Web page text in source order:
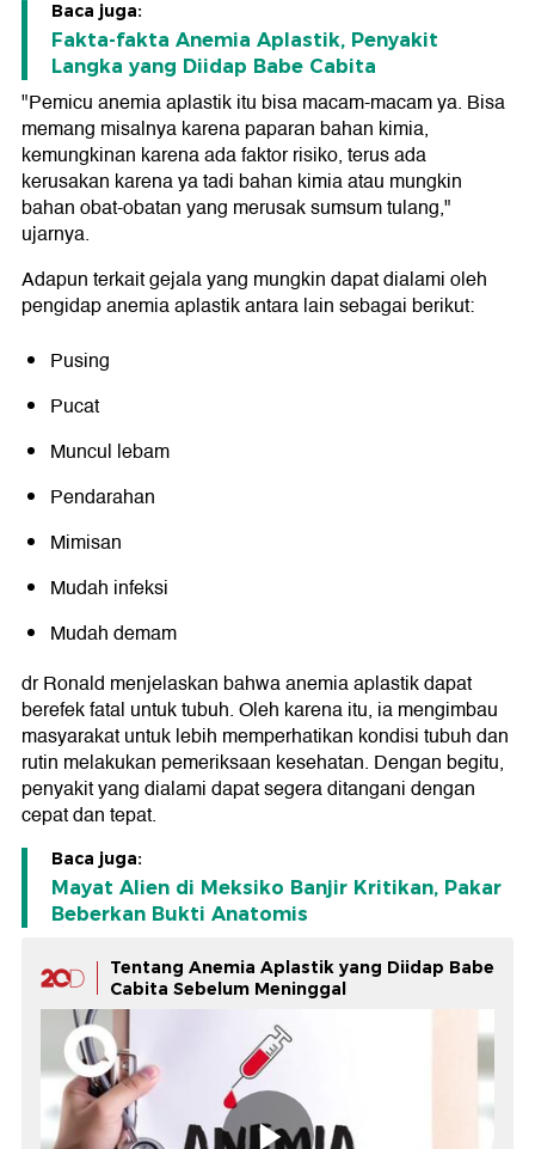
Baca juga:
Fakta-fakta Anemia Aplastik, Penyakit
Langka yang Diidap Babe Cabita
"Pemicu anemia aplastik itu bisa macam-macam ya. Bisa
memang misalnya karena paparan bahan kimia,
kemungkinan karena ada faktor risiko, terus ada
kerusakan karena ya tadi bahan kimia atau mungkin
bahan obat-obatan yang merusak sumsum tulang,"
ujarnya.
Adapun terkait gejala yang mungkin dapat dialami oleh
pengidap anemia aplastik antara lain sebagai berikut:
Pusing
Pucat
Muncul lebam
Pendarahan
Mimisan
Mudah infeksi
Mudah demam
dr Ronald menjelaskan bahwa anemia aplastik dapat
berefek fatal untuk tubuh. Oleh karena itu, ia mengimbau
masyarakat untuk lebih memperhatikan kondisi tubuh dan
rutin melakukan pemeriksaan kesehatan. Dengan begitu,
penyakit yang dialami dapat segera ditangani dengan
cepat dan tepat.
Baca juga:
Mayat Alien di Meksiko Banjir Kritikan, Pakar
Beberkan Bukti Anatomis
Tentang Anemia Aplastik yang Diidap Babe
Cabita Sebelum Meninggal